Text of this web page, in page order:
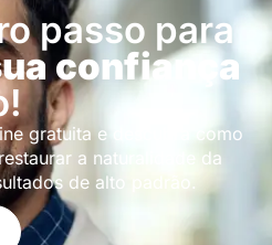
passo para
confiança
gratuita e descubra como
a naturalidade da
de alto padrão.